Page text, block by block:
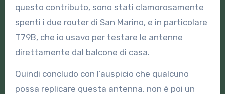
questo contributo, sono stati clamorosamente
spenti i due router di San Marino, e in particolare
T79B, che io usavo per testare le antenne
direttamente dal balcone di casa.
Quindi concludo con l’auspicio che qualcuno
possa replicare questa antenna, non è poi un